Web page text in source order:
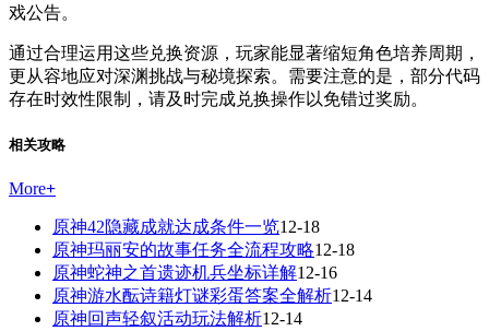
戏公告。
通过合理运用这些兑换资源，玩家能显著缩短角色培养周期，
更从容地应对深渊挑战与秘境探索。需要注意的是，部分代码
存在时效性限制，请及时完成兑换操作以免错过奖励。
相关攻略
More+
原神42隐藏成就达成条件一览12-18
原神玛丽安的故事任务全流程攻略12-18
原神蛇神之首遗迹机兵坐标详解12-16
原神游水酝诗籍灯谜彩蛋答案全解析12-14
原神回声轻叙活动玩法解析12-14